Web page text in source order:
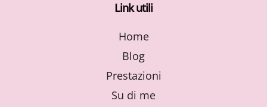
Link utili
Home
Blog
Prestazioni
Su di me